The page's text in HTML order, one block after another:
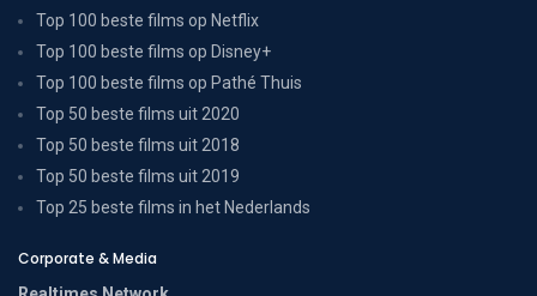
Top 100 beste films op Netflix
Top 100 beste films op Disney+
Top 100 beste films op Pathé Thuis
Top 50 beste films uit 2020
Top 50 beste films uit 2018
Top 50 beste films uit 2019
Top 25 beste films in het Nederlands
Corporate & Media